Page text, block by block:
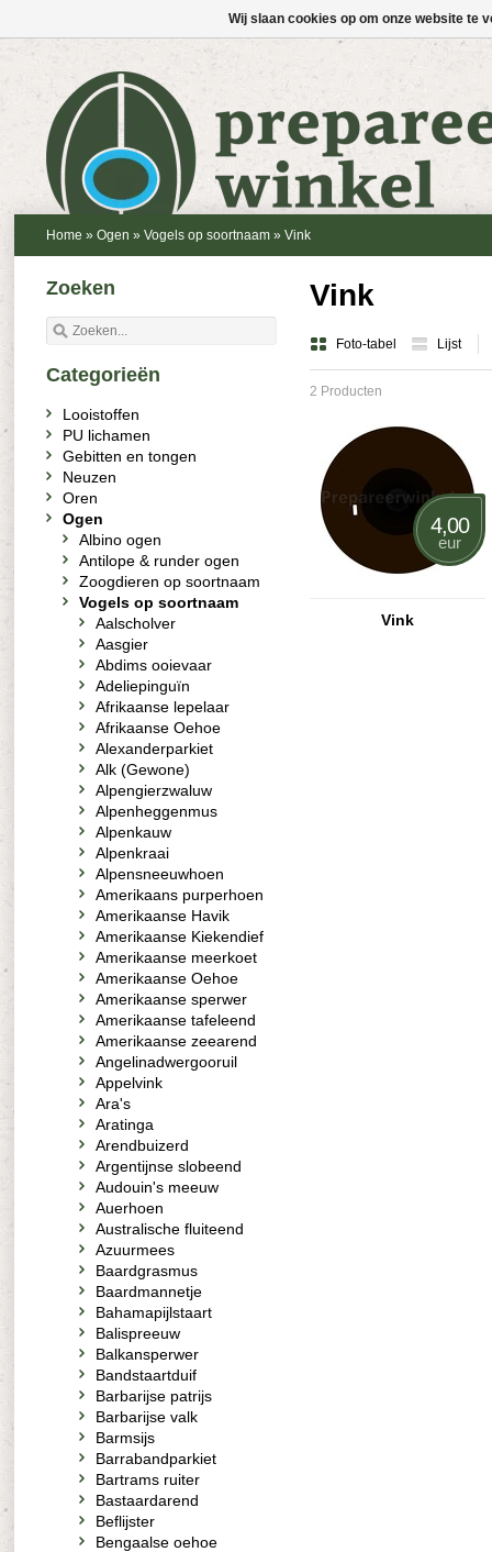
Home » Ogen » Vogels op soortnaam » Vink
Vink
Foto-tabel Lijst
2 Producten
4,00
eur
Vink
Zoeken
Categorieën
Looistoffen
PU lichamen
Gebitten en tongen
Neuzen
Oren
Ogen
Albino ogen
Antilope & runder ogen
Zoogdieren op soortnaam
Vogels op soortnaam
Aalscholver
Aasgier
Abdims ooievaar
Adeliepinguïn
Afrikaanse lepelaar
Afrikaanse Oehoe
Alexanderparkiet
Alk (Gewone)
Alpengierzwaluw
Alpenheggenmus
Alpenkauw
Alpenkraai
Alpensneeuwhoen
Amerikaans purperhoen
Amerikaanse Havik
Amerikaanse Kiekendief
Amerikaanse meerkoet
Amerikaanse Oehoe
Amerikaanse sperwer
Amerikaanse tafeleend
Amerikaanse zeearend
Angelinadwergooruil
Appelvink
Ara's
Aratinga
Arendbuizerd
Argentijnse slobeend
Audouin's meeuw
Auerhoen
Australische fluiteend
Azuurmees
Baardgrasmus
Baardmannetje
Bahamapijlstaart
Balispreeuw
Balkansperwer
Bandstaartduif
Barbarijse patrijs
Barbarijse valk
Barmsijs
Barrabandparkiet
Bartrams ruiter
Bastaardarend
Beflijster
Bengaalse oehoe
Wij slaan cookies op om onze website te